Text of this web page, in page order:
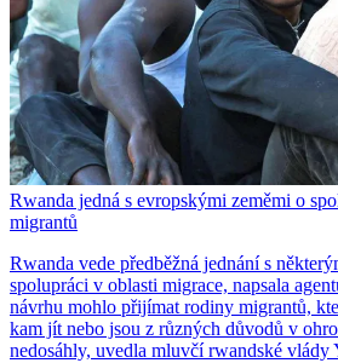
Rwanda jedná s evropskými zeměmi o
migrantů
Rwanda vede předběžná jednání s
spolupráci v oblasti migrace, napsala
návrhu mohlo přijímat rodiny migrantů,
kam jít nebo jsou z různých důvodů v
nedosáhly, uvedla mluvčí rwandské vlády